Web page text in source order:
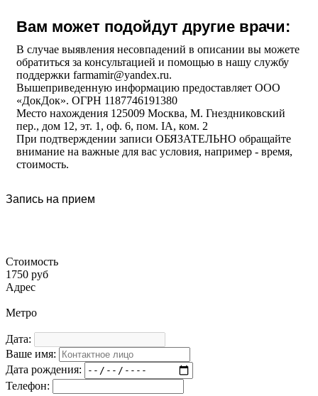
Вам может подойдут другие врачи:
В случае выявления несовпадений в описании вы можете
обратиться за консультацией и помощью в нашу службу
поддержки farmamir@yandex.ru.
Вышеприведенную информацию предоставляет ООО
«ДокДок». ОГРН 1187746191380
Место нахождения 125009 Москва, М. Гнездниковский
пер., дом 12, эт. 1, оф. 6, пом. IA, ком. 2
При подтверждении записи ОБЯЗАТЕЛЬНО обращайте
внимание на важные для вас условия, например - время,
стоимость.
Запись на прием
Стоимость
1750 руб
Адрес
Метро
Дата:
Ваше имя:
Дата рождения:
Телефон: